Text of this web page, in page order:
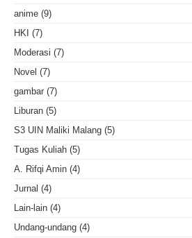
anime (9)
HKI (7)
Moderasi (7)
Novel (7)
gambar (7)
Liburan (5)
S3 UIN Maliki Malang (5)
Tugas Kuliah (5)
A. Rifqi Amin (4)
Jurnal (4)
Lain-lain (4)
Undang-undang (4)